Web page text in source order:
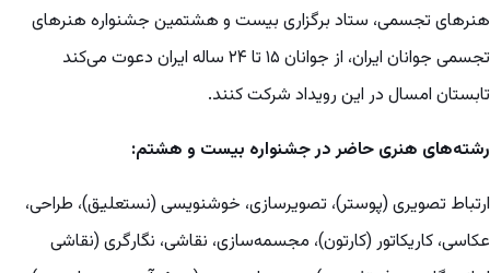
هنرهای تجسمی، ستاد برگزاری بیست و هشتمین جشنواره هنرهای
تجسمی جوانان ایران، از جوانان ۱۵ تا ۲۴ ساله ایران دعوت می‌کند
تابستان امسال در این رویداد شرکت کنند.
رشته‌های هنری حاضر در جشنواره بیست و هشتم:
ارتباط تصویری (پوستر)، تصویرسازی، خوشنویسی (نستعلیق)، طراحی،
عکاسی، کاریکاتور (کارتون)، مجسمه‌سازی، نقاشی، نگارگری (نقاشی